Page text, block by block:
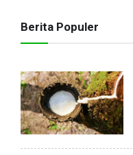
Berita Populer